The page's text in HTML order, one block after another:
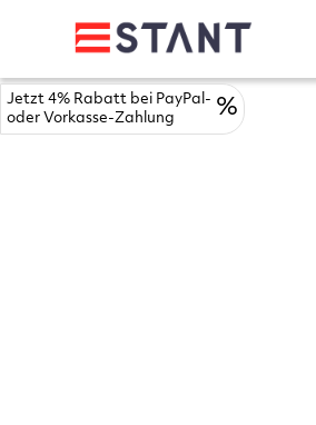
Jetzt 4% Rabatt bei PayPal-
oder Vorkasse-Zahlung
%